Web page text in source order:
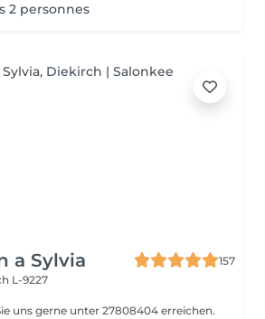
2 personnes
a Sylvia
157
L-9227
uns gerne unter 27808404 erreichen.